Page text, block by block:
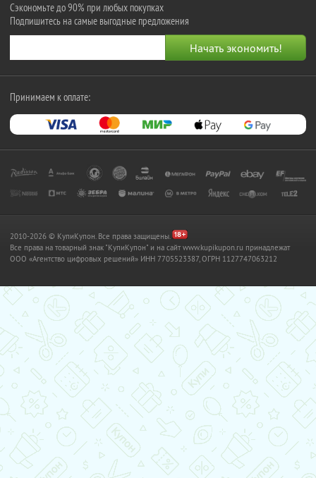
Сэкономьте до 90% при любых покупках
Подпишитесь на самые выгодные предложения
Принимаем к оплате:
2010-2026 © КупиКупон. Все права защищены.
Все права на товарный знак "КупиКупон" и на сайт www.kupikupon.ru принадлежат
OOO «Агентство цифровых решений» ИНН 7705523387, ОГРН 1127747063212